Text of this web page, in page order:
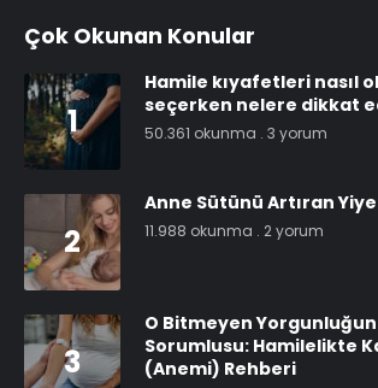
Çok Okunan Konular
1
Hamile kıyafetleri nasıl
seçerken nelere dikkat
50.361 okunma . 3 yorum
2
Anne Sütünü Artıran
11.988 okunma . 2 yorum
3
O Bitmeyen
Sorumlusu: Hamilelikte
(Anemi) Rehberi